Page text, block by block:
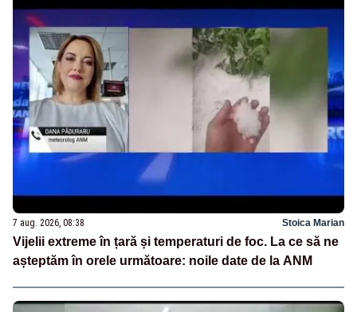
7 aug. 2026, 08:38 Stoica Marian
Vijelii extreme în țară și temperaturi de foc. La ce să ne
așteptăm în orele următoare: noile date de la ANM